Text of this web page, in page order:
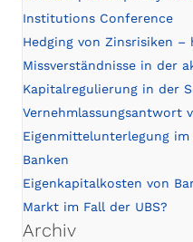
Institutions Conference
Hedging von Zinsrisiken –
Missverständnisse in der
Kapitalregulierung in der
Vernehmlassungsantwort
Eigenmittelunterlegung
Banken
Eigenkapitalkosten von
Markt im Fall der UBS?
Archiv